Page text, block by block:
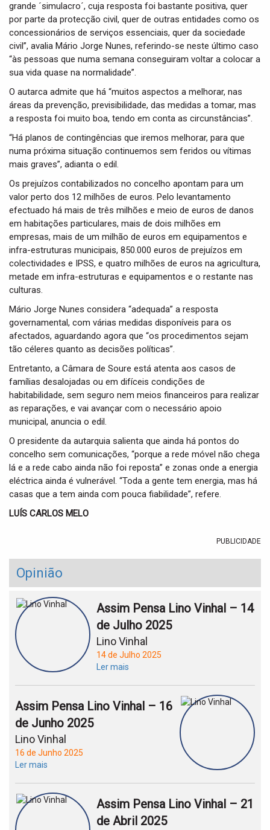
grande ´simulacro´, cuja resposta foi bastante positiva, quer
por parte da protecção civil, quer de outras entidades como os
concessionários de serviços essenciais, quer da sociedade
civil”, avalia Mário Jorge Nunes, referindo-se neste último caso
“às pessoas que numa semana conseguiram voltar a colocar a
sua vida quase na normalidade”.
O autarca admite que há “muitos aspectos a melhorar, nas
áreas da prevenção, previsibilidade, das medidas a tomar, mas
a resposta foi muito boa, tendo em conta as circunstâncias”.
“Há planos de contingências que iremos melhorar, para que
numa próxima situação continuemos sem feridos ou vítimas
mais graves”, adianta o edil.
Os prejuízos contabilizados no concelho apontam para um
valor perto dos 12 milhões de euros. Pelo levantamento
efectuado há mais de três milhões e meio de euros de danos
em habitações particulares, mais de dois milhões em
empresas, mais de um milhão de euros em equipamentos e
infra-estruturas municipais, 850.000 euros de prejuízos em
colectividades e IPSS, e quatro milhões de euros na agricultura,
metade em infra-estruturas e equipamentos e o restante nas
culturas.
Mário Jorge Nunes considera “adequada” a resposta
governamental, com várias medidas disponíveis para os
afectados, aguardando agora que “os procedimentos sejam
tão céleres quanto as decisões políticas”.
Entretanto, a Câmara de Soure está atenta aos casos de
famílias desalojadas ou em difíceis condições de
habitabilidade, sem seguro nem meios financeiros para realizar
as reparações, e vai avançar com o necessário apoio
municipal, anuncia o edil.
O presidente da autarquia salienta que ainda há pontos do
concelho sem comunicações, “porque a rede móvel não chega
lá e a rede cabo ainda não foi reposta” e zonas onde a energia
eléctrica ainda é vulnerável. “Toda a gente tem energia, mas há
casas que a tem ainda com pouca fiabilidade”, refere.
LUÍS CARLOS MELO
PUBLICIDADE
Opinião
Assim Pensa Lino Vinhal – 14
de Julho 2025
Lino Vinhal
14 de Julho 2025
Ler mais
Assim Pensa Lino Vinhal – 16
de Junho 2025
Lino Vinhal
16 de Junho 2025
Ler mais
Assim Pensa Lino Vinhal – 21
de Abril 2025